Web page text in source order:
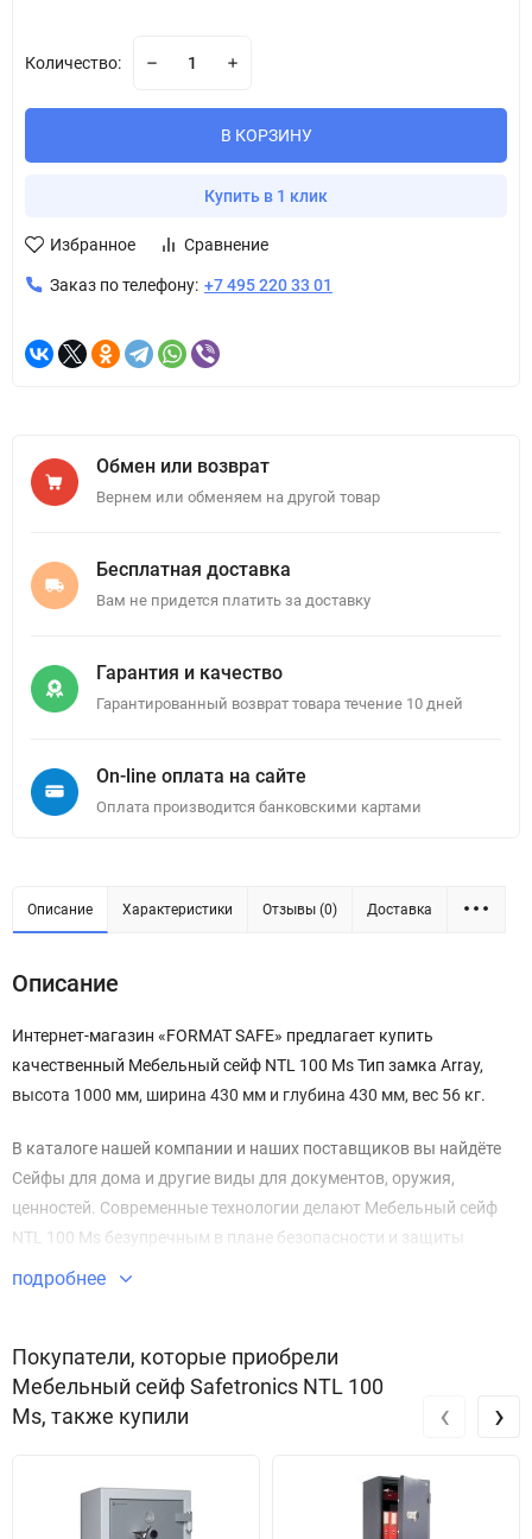
Количество:
В КОРЗИНУ
Купить в 1 клик
Избранное Сравнение
Заказ по телефону: +7 495 220 33 01
Обмен или возврат
Вернем или обменяем на другой товар
Бесплатная доставка
Вам не придется платить за доставку
Гарантия и качество
Гарантированный возврат товара течение 10 дней
On-line оплата на сайте
Оплата производится банковскими картами
Описание Характеристики Отзывы (0) Доставка
Описание
Интернет-магазин «FORMAT SAFE» предлагает купить
качественный Мебельный сейф NTL 100 Ms Тип замка Array,
высота 1000 мм, ширина 430 мм и глубина 430 мм, вес 56 кг.
В каталоге нашей компании и наших поставщиков вы найдёте
Сейфы для дома и другие виды для документов, оружия,
ценностей. Современные технологии делают Мебельный сейф
NTL 100 Ms безупречным в плане безопасности и защиты
имущества.
подробнее
Покупатели, которые приобрели
Мебельный сейф Safetronics NTL 100
Ms, также купили
‹ ›